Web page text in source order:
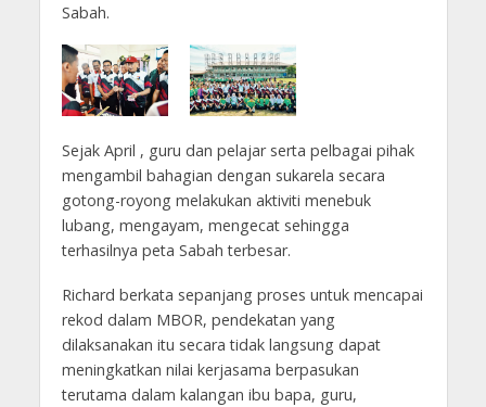
Sabah.
Sejak April , guru dan pelajar serta pelbagai pihak
mengambil bahagian dengan sukarela secara
gotong-royong melakukan aktiviti menebuk
lubang, mengayam, mengecat sehingga
terhasilnya peta Sabah terbesar.
Richard berkata sepanjang proses untuk mencapai
rekod dalam MBOR, pendekatan yang
dilaksanakan itu secara tidak langsung dapat
meningkatkan nilai kerjasama berpasukan
terutama dalam kalangan ibu bapa, guru,